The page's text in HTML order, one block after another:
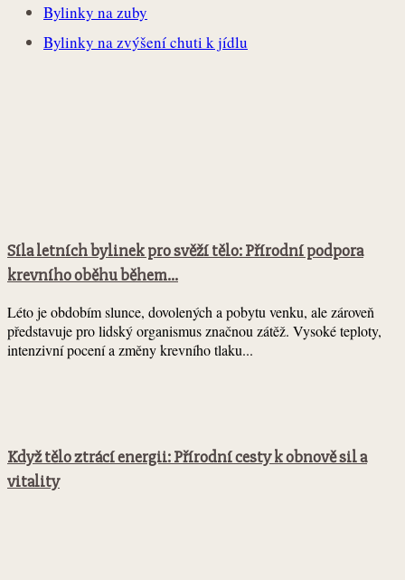
Bylinky na zuby
Bylinky na zvýšení chuti k jídlu
Síla letních bylinek pro svěží tělo: Přírodní podpora
krevního oběhu během...
Léto je obdobím slunce, dovolených a pobytu venku, ale zároveň
představuje pro lidský organismus značnou zátěž. Vysoké teploty,
intenzivní pocení a změny krevního tlaku...
Když tělo ztrácí energii: Přírodní cesty k obnově sil a
vitality